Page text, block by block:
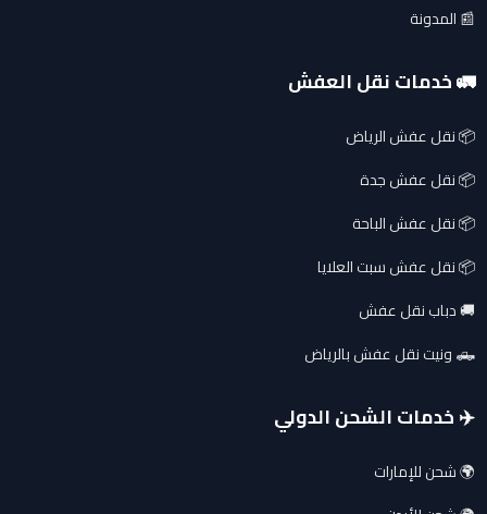
📰 المدونة
🚛 خدمات نقل العفش
📦 نقل عفش الرياض
📦 نقل عفش جدة
📦 نقل عفش الباحة
📦 نقل عفش سبت العلايا
🚚 دباب نقل عفش
🛻 ونيت نقل عفش بالرياض
✈️ خدمات الشحن الدولي
🌍 شحن للإمارات